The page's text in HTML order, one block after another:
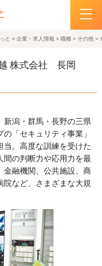
と > 企業・求人情報 > 職種 > その他 >
株式会社 長岡
新潟・群馬・長野の三県
「セキュリティ事業」
当。高度な訓練を受けた
間の判断力や応用力を最
金融機関、公共施設、商
院など、さまざまな大規